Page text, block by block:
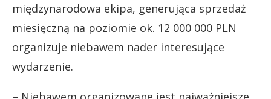
międzynarodowa ekipa, generująca sprzedaż
miesięczną na poziomie ok. 12 000 000 PLN
organizuje niebawem nader interesujące
wydarzenie.